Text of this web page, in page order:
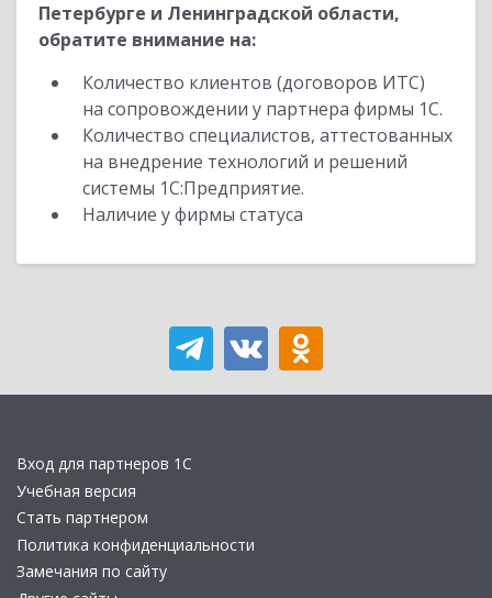
Петербурге и Ленинградской области,
обратите внимание на:
Количество клиентов (договоров ИТС)
на сопровождении у партнера фирмы 1С.
Количество специалистов, аттестованных
на внедрение технологий и решений
системы 1С:Предприятие.
Наличие у фирмы статуса
Вход для партнеров 1С
Учебная версия
Стать партнером
Политика конфиденциальности
Замечания по сайту